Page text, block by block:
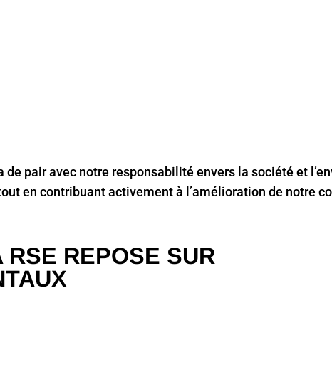
pair avec notre responsabilité envers la société et
en contribuant activement à l’amélioration de notre
REPOSE SUR